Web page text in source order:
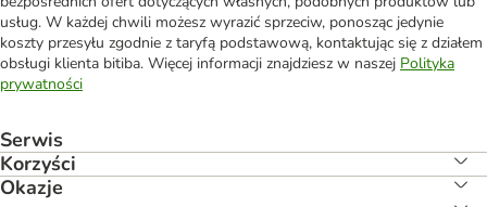
usług. W każdej chwili możesz wyrazić sprzeciw, ponosząc jedynie
koszty przesyłu zgodnie z taryfą podstawową, kontaktując się z działem
obsługi klienta bitiba. Więcej informacji znajdziesz w naszej Polityka
prywatności
Serwis
Korzyści
Okazje